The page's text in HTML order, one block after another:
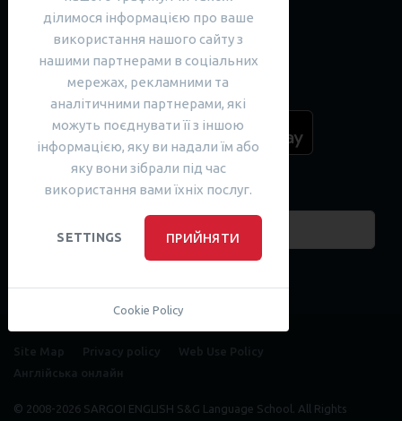
ділимося інформацією про ваше
використання нашого сайту з
нашими партнерами в соціальних
мережах, рекламними та
аналітичними партнерами, які
можуть поєднувати її з іншою
інформацією, яку ви надали їм або
яку вони зібрали під час
використання вами їхніх послуг.
SETTINGS ПРИЙНЯТИ
Cookie Policy
Англійська для іспитів
SARGOI Advent Calendar
Завантажити наш додаток
Пошук курсів
facebook
facebook
youtube
instagram
© 2008-2026 SARGOI ENGLISH S&G Language School. All Rights